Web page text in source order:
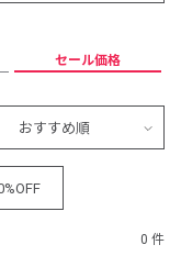
セール価格
おすすめ順
0 件